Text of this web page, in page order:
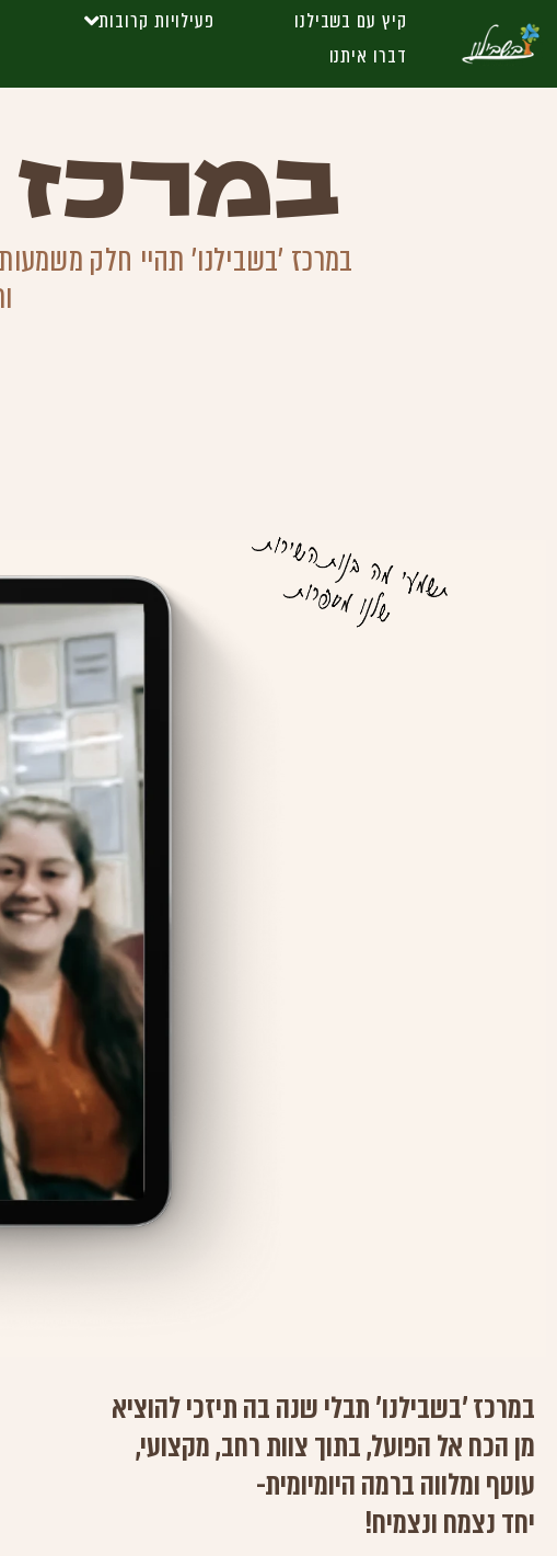
קיץ עם בשבילנו פעילויות קרובות
דברו איתנו
במרכז
במרכז 'בשבילנו' תהיי חלק
במרכז 'בשבילנו' תבלי שנה בה תיזכי להוציא
מן הכח אל הפועל, בתוך צוות רחב, מקצועי,
עוטף ומלווה ברמה היומיומית-
יחד נצמח ונצמיח!